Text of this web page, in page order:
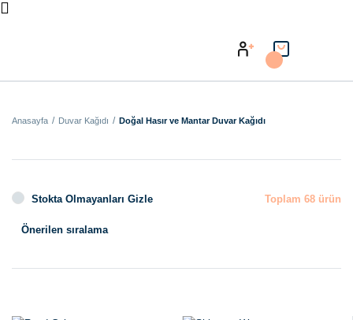
Anasayfa Duvar Kağıdı Doğal Hasır ve Mantar Duvar Kağıdı
Stokta Olmayanları Gizle Toplam 68 ürün